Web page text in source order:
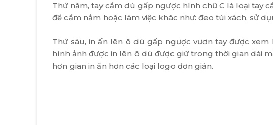
Thứ năm, tay cầm dù gấp ngược hình chữ C là loại tay
để cầm nằm hoặc làm việc khác như: đeo túi xách, sử
Thứ sáu, in ấn lên ô dù gấp ngược vươn tay được
hình ảnh được in lên ô dù được giữ trong thời gian dài
hơn gian in ấn hơn các loại logo đơn giản.